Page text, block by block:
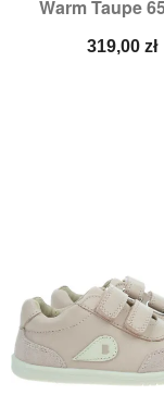
Warm Taupe
Cena
319,00 zł